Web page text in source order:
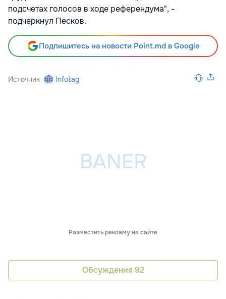
подсчетах голосов в ходе референдума", -
подчеркнул Песков.
Подпишитесь на новости Point.md в Google
Источник Infotag
Разместить рекламу на сайте
Обсуждения 92